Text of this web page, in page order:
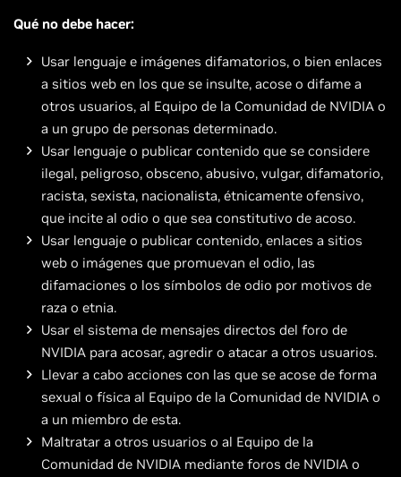
Qué no debe hacer:
Usar lenguaje e imágenes difamatorios, o bien enlaces
a sitios web en los que se insulte, acose o difame a
otros usuarios, al Equipo de la Comunidad de NVIDIA o
a un grupo de personas determinado.
Usar lenguaje o publicar contenido que se considere
ilegal, peligroso, obsceno, abusivo, vulgar, difamatorio,
racista, sexista, nacionalista, étnicamente ofensivo,
que incite al odio o que sea constitutivo de acoso.
Usar lenguaje o publicar contenido, enlaces a sitios
web o imágenes que promuevan el odio, las
difamaciones o los símbolos de odio por motivos de
raza o etnia.
Usar el sistema de mensajes directos del foro de
NVIDIA para acosar, agredir o atacar a otros usuarios.
Llevar a cabo acciones con las que se acose de forma
sexual o física al Equipo de la Comunidad de NVIDIA o
a un miembro de esta.
Maltratar a otros usuarios o al Equipo de la
Comunidad de NVIDIA mediante foros de NVIDIA o